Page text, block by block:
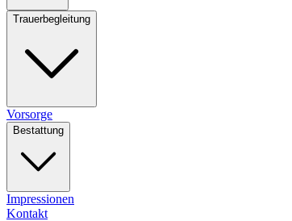
Trauerbegleitung
Vorsorge
Bestattung
Impressionen
Kontakt